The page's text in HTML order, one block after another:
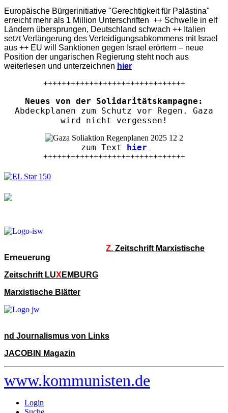
Europäische Bürgerinitiative "Gerechtigkeit für Palästina"
erreicht mehr als 1 Million Unterschriften ++ Schwelle in elf
Ländern übersprungen, Deutschland schwach ++ Italien
setzt Verlängerung des Verteidigungsabkommens mit Israel
aus ++ EU will Sanktionen gegen Israel erörtern – neue
Position der ungarischen Regierung steht noch aus
weiterlesen und unterzeichnen hier
+++++++++++++++++++++++++++++++
Neues von der Solidaritätskampagne:
Abdeckplanen zum Schutz vor Regen. Gaza
wird nicht vergessen!
zum Text hier
+++++++++++++++++++++++++++++++
Z. Zeitschrift Marxistische
Erneuerung
Zeitschrift LUX EMBURG
Marxistische Blätter
nd Journalismus von Links
JACOBIN Magazin
www.kommunisten.de
Login